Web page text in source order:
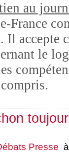
au
France
Il accepte
le
Presse